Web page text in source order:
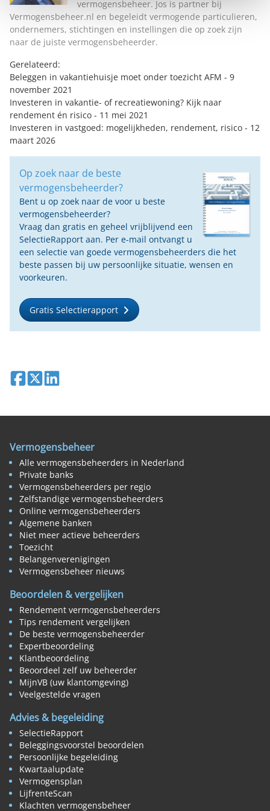
vermogensbeheer. Jos is partner bij
Vermogensbeheer.nl en begeleidt vermogende particulieren,
ondernemers, stichtingen en instellingen die op zoek zijn
naar de juiste vermogensbeheerder.
Gerelateerd:
Beleggen in vakantiehuisje moet onder toezicht AFM - 9
november 2021
Investeren in vakantie- of recreatiewoning? Kijk naar
rendement én risico - 11 mei 2021
Investeren in vastgoed: mogelijkheden, rendement, risico - 12
maart 2026
Op zoek naar de beste
vermogensbeheerder?
Bent u op zoek naar de voor u beste
vermogensbeheerder?
Vraag dan gratis en geheel vrijblijvend een
SelectieRapport aan. Per e-mail ontvangt u
een selectie van goede vermogensbeheerders die het
beste passen bij uw persoonlijke situatie, wensen en
voorkeuren.
Gratis Selectierapport
Deel op Facebook
Deel op XDeel op LinkedIn
Vermogensbeheer
Alle vermogensbeheerders in Nederland
Private banks
Vermogensbeheerders per regio
Zelfstandige vermogensbeheerders
Online vermogensbeheerders
Algemene banken
Niet meer actieve beheerders
Toezicht
Belangenverenigingen
Vermogensbeheer nieuws
Beoordelen & vergelijken
Rendement vermogensbeheerders
Tips rendement vergelijken
De beste vermogensbeheerder
Expertbeoordeling
Klantbeoordeling
Beoordeel zelf uw beheerder
MijnVB (uw klantomgeving)
Veelgestelde vragen
Advies & begeleiding
SelectieRapport
Beleggingsvoorstel beoordelen
Persoonlijke begeleiding
Kwartaalupdate
Vermogensplan
LijfrenteScan
Klachten vermogensbeheer